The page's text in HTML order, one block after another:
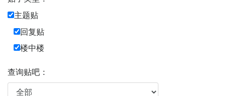
主题贴
回复贴
楼中楼
查询贴吧：